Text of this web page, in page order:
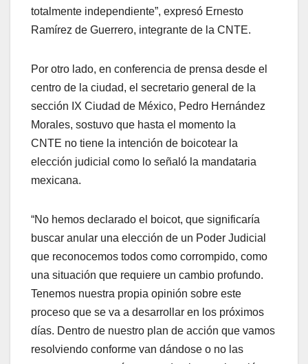
totalmente independiente”, expresó Ernesto
Ramírez de Guerrero, integrante de la CNTE.
Por otro lado, en conferencia de prensa desde el
centro de la ciudad, el secretario general de la
sección IX Ciudad de México, Pedro Hernández
Morales, sostuvo que hasta el momento la
CNTE no tiene la intención de boicotear la
elección judicial como lo señaló la mandataria
mexicana.
“No hemos declarado el boicot, que significaría
buscar anular una elección de un Poder Judicial
que reconocemos todos como corrompido, como
una situación que requiere un cambio profundo.
Tenemos nuestra propia opinión sobre este
proceso que se va a desarrollar en los próximos
días. Dentro de nuestro plan de acción que vamos
resolviendo conforme van dándose o no las